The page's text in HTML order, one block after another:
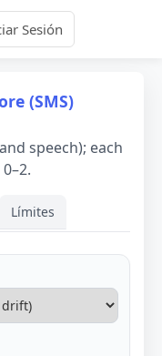
Sesión
(SMS)
speech); each
Límites